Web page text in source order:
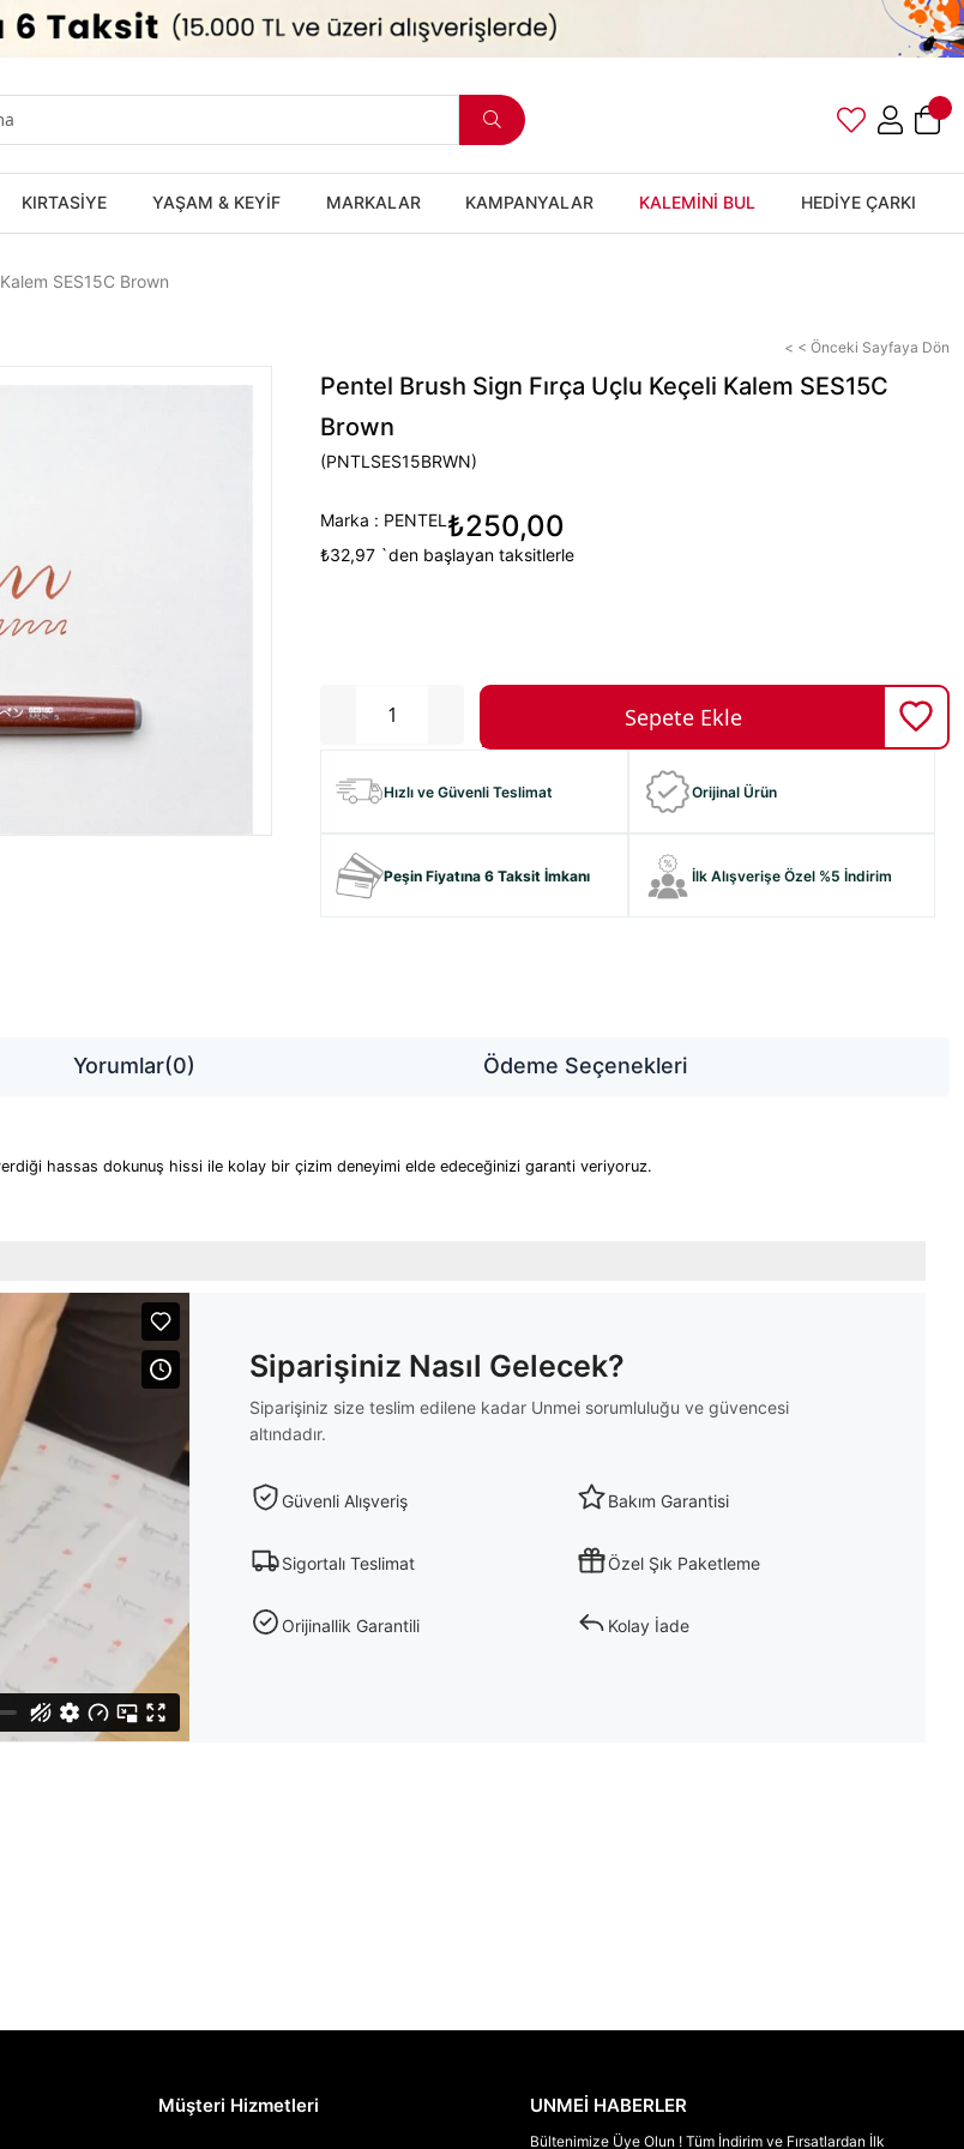
KIRTASİYE YAŞAM & KEYİF MARKALAR KAMPANYALAR KALEMİNİ BUL HEDİYE ÇARKI
SES15C Brown
< < Önceki Sayfaya Dön
Pentel Brush Sign Fırça Uçlu Keçeli Kalem SES15C
Brown
(PNTLSES15BRWN)
Marka : PENTEL ₺250,00
₺32,97 `den başlayan taksitlerle
Hızlı ve Güvenli Teslimat Orijinal Ürün
Peşin Fiyatına 6 Taksit İmkanı İlk Alışverişe Özel %5 İndirim
Yorumlar(0) Ödeme Seçenekleri
hassas dokunuş hissi ile kolay bir çizim deneyimi elde edeceğinizi garanti veriyoruz.
Siparişiniz Nasıl Gelecek?
Siparişiniz size teslim edilene kadar Unmei sorumluluğu ve güvencesi
altındadır.
Güvenli Alışveriş Bakım Garantisi
Sigortalı Teslimat Özel Şık Paketleme
Orijinallik Garantili Kolay İade
Müşteri Hizmetleri UNMEİ HABERLER
Bültenimize Üye Olun ! Tüm İndirim ve Fırsatlardan İlk